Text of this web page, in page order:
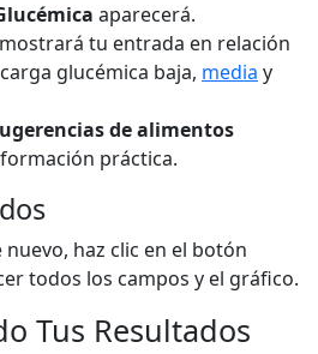
aparecerá.
mostrará tu entrada en relación
glucémica baja, media y
de alimentos
práctica.
haz clic en el botón
todos los campos y el gráfico.
Tus Resultados